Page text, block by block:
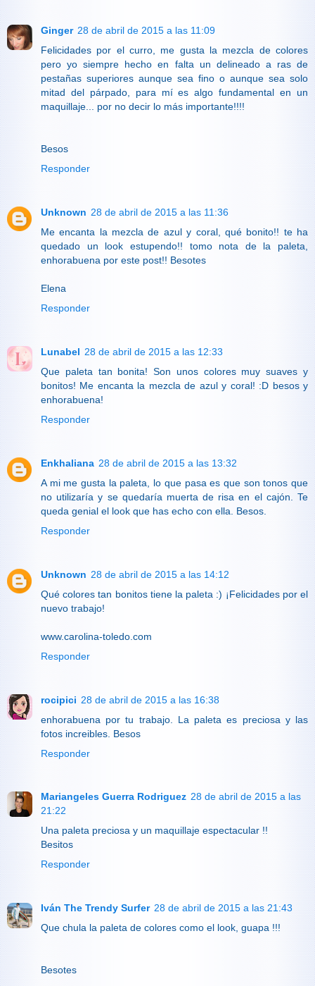
Ginger 28 de abril de 2015 a las 11:09
Felicidades por el curro, me gusta la mezcla de colores
pero yo siempre hecho en falta un delineado a ras de
pestañas superiores aunque sea fino o aunque sea solo
mitad del párpado, para mí es algo fundamental en un
maquillaje... por no decir lo más importante!!!!
Besos
Responder
Unknown 28 de abril de 2015 a las 11:36
Me encanta la mezcla de azul y coral, qué bonito!! te ha
quedado un look estupendo!! tomo nota de la paleta,
enhorabuena por este post!! Besotes
Elena
Responder
Lunabel 28 de abril de 2015 a las 12:33
Que paleta tan bonita! Son unos colores muy suaves y
bonitos! Me encanta la mezcla de azul y coral! :D besos y
enhorabuena!
Responder
Enkhaliana 28 de abril de 2015 a las 13:32
A mi me gusta la paleta, lo que pasa es que son tonos que
no utilizaría y se quedaría muerta de risa en el cajón. Te
queda genial el look que has echo con ella. Besos.
Responder
Unknown 28 de abril de 2015 a las 14:12
Qué colores tan bonitos tiene la paleta :) ¡Felicidades por el
nuevo trabajo!
www.carolina-toledo.com
Responder
rocipici 28 de abril de 2015 a las 16:38
enhorabuena por tu trabajo. La paleta es preciosa y las
fotos increibles. Besos
Responder
Mariangeles Guerra Rodriguez 28 de abril de 2015 a las
21:22
Una paleta preciosa y un maquillaje espectacular !!
Besitos
Responder
Iván The Trendy Surfer 28 de abril de 2015 a las 21:43
Que chula la paleta de colores como el look, guapa !!!
Besotes